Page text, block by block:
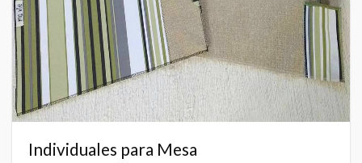
Individuales para Mesa